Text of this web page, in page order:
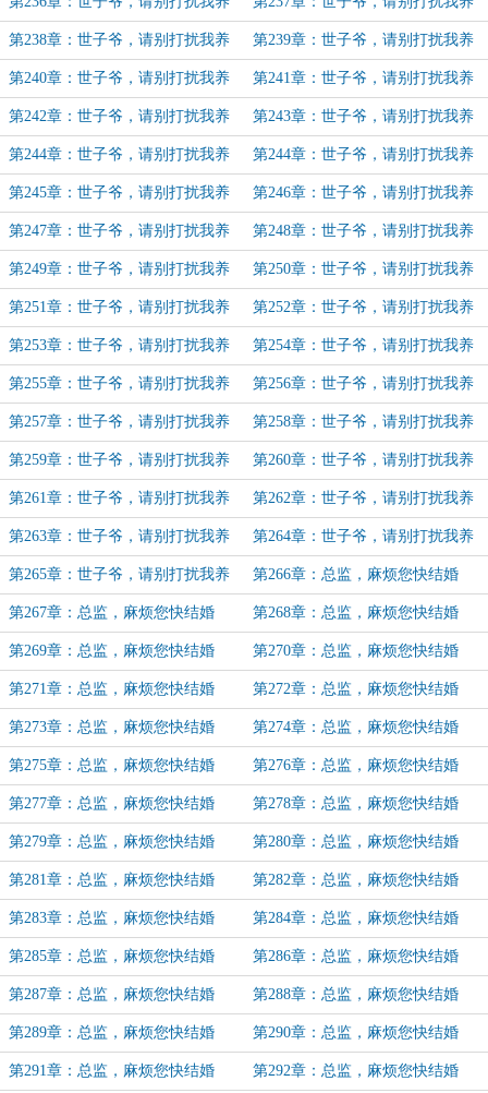
伤（54） 伤（55）
第238章：世子爷，请别打扰我养
伤（56）
第239章：世子爷，请别打扰我养
伤（57）
第240章：世子爷，请别打扰我养
伤（58）
第241章：世子爷，请别打扰我养
伤（59）
第242章：世子爷，请别打扰我养
伤（60）
第243章：世子爷，请别打扰我养
伤（61）
第244章：世子爷，请别打扰我养
伤（62）
第244章：世子爷，请别打扰我养
伤（62）
第245章：世子爷，请别打扰我养
伤（63）
第246章：世子爷，请别打扰我养
伤（64）
第247章：世子爷，请别打扰我养
伤（65）
第248章：世子爷，请别打扰我养
伤（66）
第249章：世子爷，请别打扰我养
伤（67）
第250章：世子爷，请别打扰我养
伤（68）（加更）
第251章：世子爷，请别打扰我养
伤（69）
第252章：世子爷，请别打扰我养
伤（70）
第253章：世子爷，请别打扰我养
伤（71）
第254章：世子爷，请别打扰我养
伤（72）
第255章：世子爷，请别打扰我养
伤（73）
第256章：世子爷，请别打扰我养
伤（74）
第257章：世子爷，请别打扰我养
伤（75）
第258章：世子爷，请别打扰我养
伤（76）
第259章：世子爷，请别打扰我养
伤（77）
第260章：世子爷，请别打扰我养
伤（78）
第261章：世子爷，请别打扰我养
伤（78）
第262章：世子爷，请别打扰我养
伤（79）
第263章：世子爷，请别打扰我养
伤（80）（加更）
第264章：世子爷，请别打扰我养
伤（81）
第265章：世子爷，请别打扰我养
伤（完）
第266章：总监，麻烦您快结婚
（1）
第267章：总监，麻烦您快结婚
（2）（加更）
第268章：总监，麻烦您快结婚
（3）（加更）
第269章：总监，麻烦您快结婚
（4）（加更）
第270章：总监，麻烦您快结婚
（5）
第271章：总监，麻烦您快结婚
（6）
第272章：总监，麻烦您快结婚
（7）
第273章：总监，麻烦您快结婚
（8）（加更）
第274章：总监，麻烦您快结婚
（9）
第275章：总监，麻烦您快结婚
（10）
第276章：总监，麻烦您快结婚
（11）
第277章：总监，麻烦您快结婚
（12）
第278章：总监，麻烦您快结婚
（13）
第279章：总监，麻烦您快结婚
（14）
第280章：总监，麻烦您快结婚
（15）
第281章：总监，麻烦您快结婚
（16）
第282章：总监，麻烦您快结婚
（17）
第283章：总监，麻烦您快结婚
（18）
第284章：总监，麻烦您快结婚
（19）
第285章：总监，麻烦您快结婚
（20）
第286章：总监，麻烦您快结婚
（21）（加更）
第287章：总监，麻烦您快结婚
（22）（加更）
第288章：总监，麻烦您快结婚
（23）（加更）
第289章：总监，麻烦您快结婚
（24）
第290章：总监，麻烦您快结婚
（25）
第291章：总监，麻烦您快结婚 第292章：总监，麻烦您快结婚